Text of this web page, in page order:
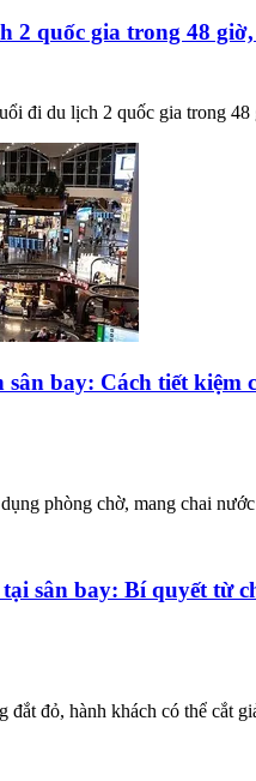
2 quốc gia trong 48
đi du lịch 2 quốc gia trong
bay: Cách tiết kiệm
phòng chờ, mang chai
sân bay: Bí quyết từ
đỏ, hành khách có thể cắt